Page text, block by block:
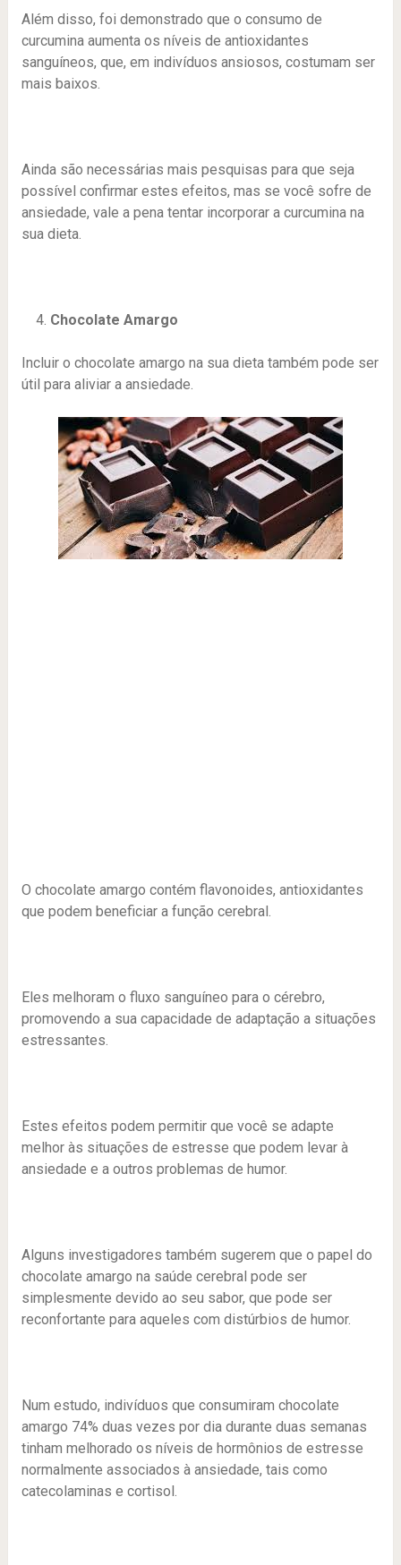
Além disso, foi demonstrado que o consumo de
curcumina aumenta os níveis de antioxidantes
sanguíneos, que, em indivíduos ansiosos, costumam ser
mais baixos.
Ainda são necessárias mais pesquisas para que seja
possível confirmar estes efeitos, mas se você sofre de
ansiedade, vale a pena tentar incorporar a curcumina na
sua dieta.
Chocolate Amargo
Incluir o chocolate amargo na sua dieta também pode ser
útil para aliviar a ansiedade.
O chocolate amargo contém flavonoides, antioxidantes
que podem beneficiar a função cerebral.
Eles melhoram o fluxo sanguíneo para o cérebro,
promovendo a sua capacidade de adaptação a situações
estressantes.
Estes efeitos podem permitir que você se adapte
melhor às situações de estresse que podem levar à
ansiedade e a outros problemas de humor.
Alguns investigadores também sugerem que o papel do
chocolate amargo na saúde cerebral pode ser
simplesmente devido ao seu sabor, que pode ser
reconfortante para aqueles com distúrbios de humor.
Num estudo, indivíduos que consumiram chocolate
amargo 74% duas vezes por dia durante duas semanas
tinham melhorado os níveis de hormônios de estresse
normalmente associados à ansiedade, tais como
catecolaminas e cortisol.